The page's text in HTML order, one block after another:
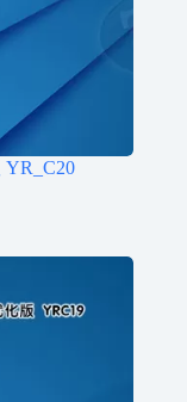
YR_C20